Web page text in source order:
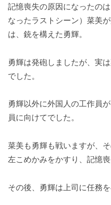
記憶喪失の原因になったの
なったラストシーン）菜美
は、銃を構えた勇輝。
勇輝は発砲しましたが、実
でした。
勇輝以外に外国人の工作員
員に向けてでした。
菜美も勇輝も戦いますが、
左こめかみをかすり、記憶喪
その後、勇輝は上司に任務